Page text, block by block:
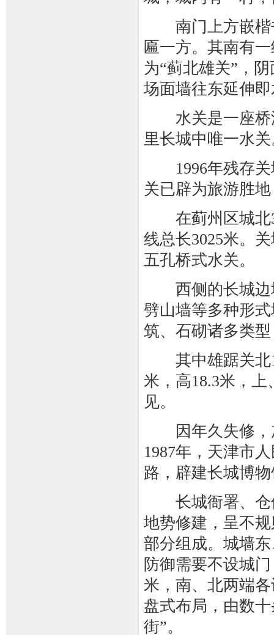
南门上方嵌楷
匾一方。其南有
为“蓟北雄关”，
场面墙往东延伸
水关是一座桥
里长城中唯一水
1996年残存关
关已辟为旅游胜
在蓟州区城北
线总长3025米。
五孔桥式水关。
西侧的长城边
劈山墙等多种形
筑、石砌诸多类
其中雄踞关北1
米，高18.3米，
见。
因年久失修，
1987年，天津市
路，辟建长城博
长城衙署、仓
地势修建，呈不
部分组成。城墙
防御需要不设城
米，南、北两端
盘式布局，由数
街”。